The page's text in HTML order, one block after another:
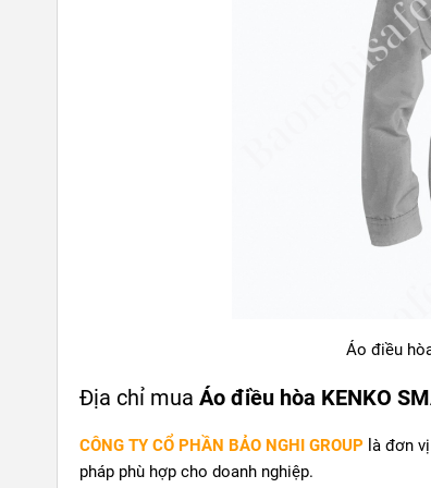
Áo điều
Địa chỉ mua Áo điều hòa KENKO
CÔNG TY CỔ PHẦN BẢO NGHI GROUP là đơn
pháp phù hợp cho doanh nghiệp.